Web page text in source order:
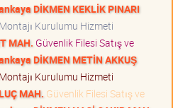
DİKMEN KEKLİK PINARI
Kurulumu Hizmeti
MAH. Güvenlik Filesi Satış ve
DİKMEN METİN AKKUŞ
Kurulumu Hizmeti
MAH. Güvenlik Filesi Satış ve